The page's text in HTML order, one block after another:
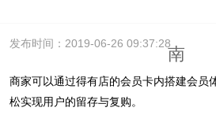
南
发布时间：2019-06-26 09:37:28
商家可以通过得有店的会员卡内搭建会员
松实现用户的留存与复购。